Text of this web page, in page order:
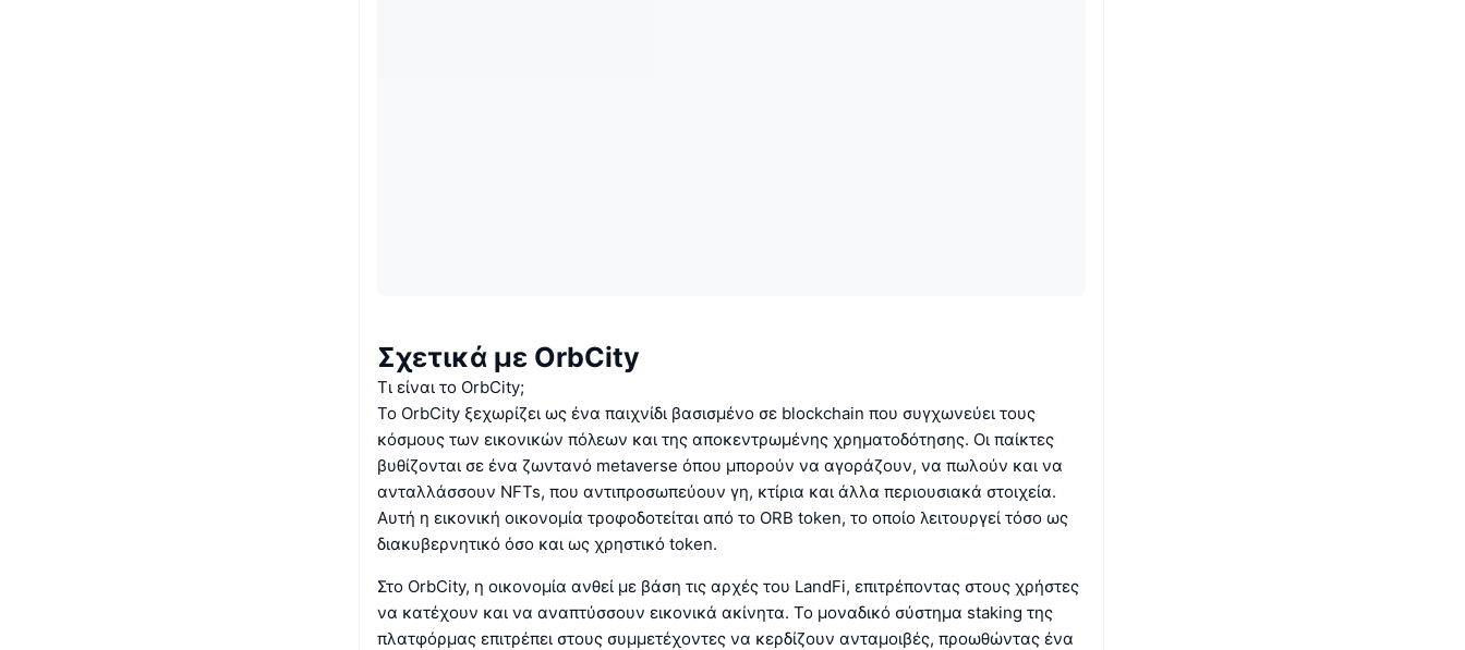
Σχετικά με OrbCity
Τι είναι το OrbCity;
Το OrbCity ξεχωρίζει ως ένα παιχνίδι βασισμένο σε blockchain που συγχωνεύει τους
κόσμους των εικονικών πόλεων και της αποκεντρωμένης χρηματοδότησης. Οι παίκτες
βυθίζονται σε ένα ζωντανό metaverse όπου μπορούν να αγοράζουν, να πωλούν και να
ανταλλάσσουν NFTs, που αντιπροσωπεύουν γη, κτίρια και άλλα περιουσιακά στοιχεία.
Αυτή η εικονική οικονομία τροφοδοτείται από το ORB token, το οποίο λειτουργεί τόσο ως
διακυβερνητικό όσο και ως χρηστικό token.
Στο OrbCity, η οικονομία ανθεί με βάση τις αρχές του LandFi, επιτρέποντας στους χρήστες
να κατέχουν και να αναπτύσσουν εικονικά ακίνητα. Το μοναδικό σύστημα staking της
πλατφόρμας επιτρέπει στους συμμετέχοντες να κερδίζουν ανταμοιβές, προωθώντας ένα